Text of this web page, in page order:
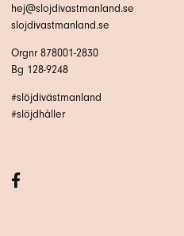
hej@slojdivastmanland.se
slojdivastmanland.se
Orgnr 878001-2830
Bg 128-9248
#slöjdivästmanland
#slöjdhåller